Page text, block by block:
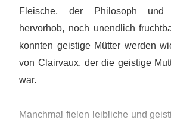
Fleische, der Philosoph und
hervorhob, noch unendlich
konnten geistige Mütter werden
von Clairvaux, der die geistige
war.
Manchmal fielen leibliche und